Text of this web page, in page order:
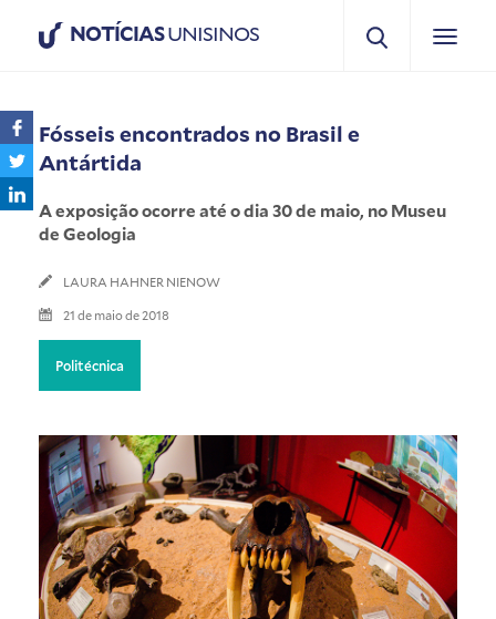
NOTÍCIASUNISINOS
Fósseis encontrados no Brasil e
Antártida
A exposição ocorre até o dia 30 de maio, no Museu
de Geologia
LAURA HAHNER NIENOW
21 de maio de 2018
Politécnica